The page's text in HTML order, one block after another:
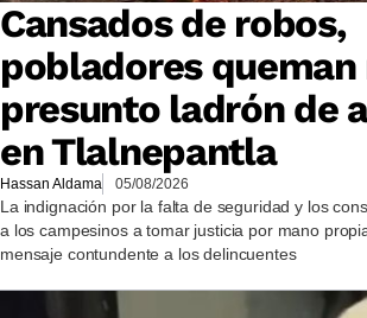
Cansados de robos,
pobladores
presunto ladrón de
en Tlalnepantla
Hassan Aldama 05/08/2026
La indignación por la falta de seguridad y los
a los campesinos a tomar justicia por mano
mensaje contundente a los delincuentes